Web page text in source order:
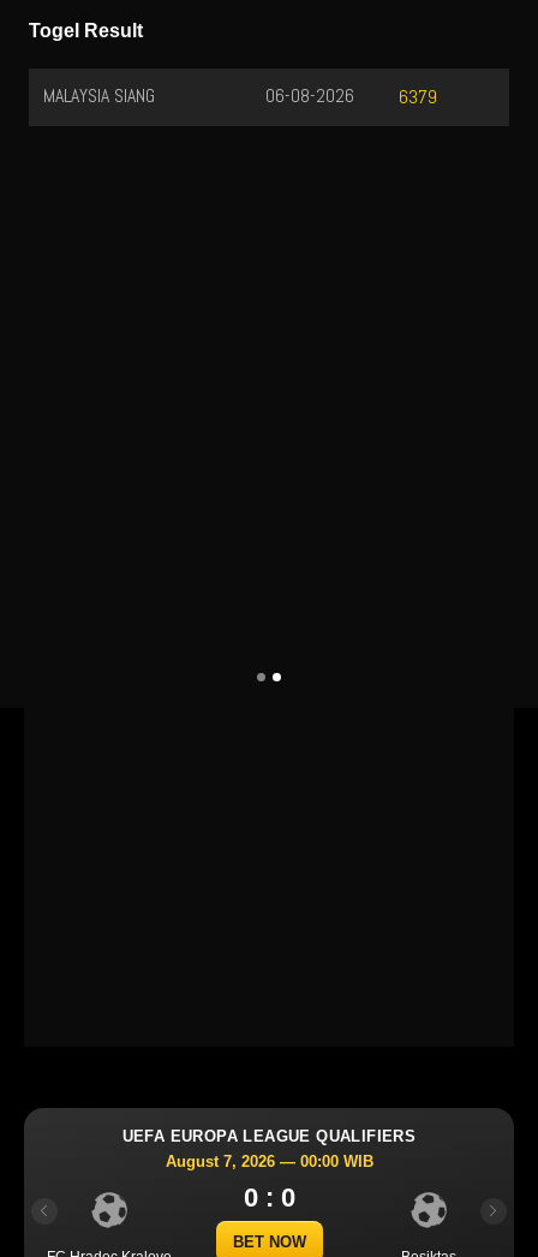
UEFA EUROPA LEAGUE QUALIFIERS
August 7, 2026 — 00:00 WIB
0 : 0
BET NOW
Previous Next
Togel Result
MALAYSIA SIANG 6379
06-08-2026